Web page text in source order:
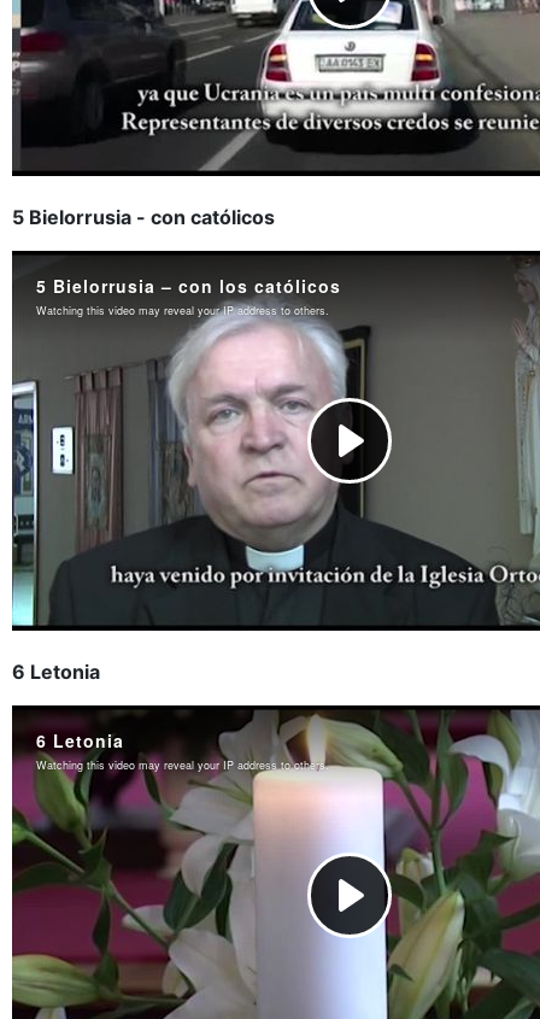
5 Bielorrusia - con católicos
6 Letonia